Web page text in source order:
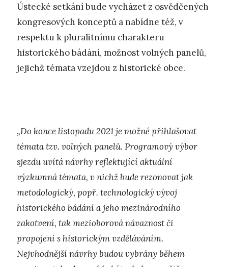
Ústecké setkání bude vycházet z osvědčených
kongresových konceptů a nabídne též, v
respektu k pluralitnímu charakteru
historického bádání, možnost volných panelů,
jejichž témata vzejdou z historické obce.
„Do konce listopadu 2021 je možné přihlašovat
témata tzv. volných panelů. Programový výbor
sjezdu uvítá návrhy reflektující aktuální
výzkumná témata, v nichž bude rezonovat jak
metodologický, popř. technologický vývoj
historického bádání a jeho mezinárodního
zakotvení, tak mezioborová návaznost či
propojení s historickým vzděláváním.
Nejvhodnější návrhy budou vybrány během